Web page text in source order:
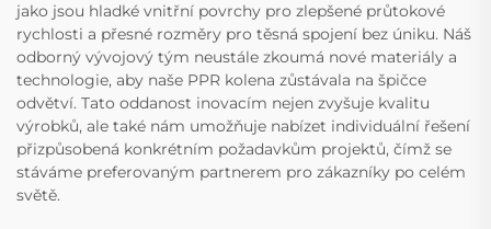
jako jsou hladké vnitřní povrchy pro zlepšené průtokové
rychlosti a přesné rozměry pro těsná spojení bez úniku. Náš
odborný vývojový tým neustále zkoumá nové materiály a
technologie, aby naše PPR kolena zůstávala na špičce
odvětví. Tato oddanost inovacím nejen zvyšuje kvalitu
výrobků, ale také nám umožňuje nabízet individuální řešení
přizpůsobená konkrétním požadavkům projektů, čímž se
stáváme preferovaným partnerem pro zákazníky po celém
světě.